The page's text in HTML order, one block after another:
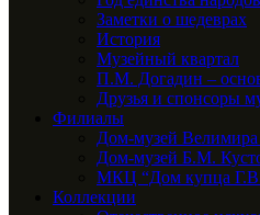
Заметки о шедеврах
История
Музейный квартал
П.М. Догадин –
Друзья и спонсоры
Филиалы
Дом-музей
Дом-музей Б.М.
МКЦ “Дом купца
Коллекции